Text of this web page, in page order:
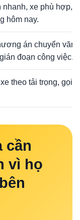
nhanh, xe phù hợp,
hôm nay.
án chuyển văn
đoạn công việc.
theo tải trọng, gọi
cần
vì họ